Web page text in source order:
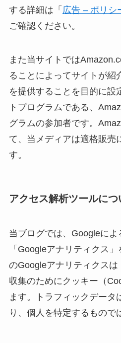
する詳細は「 広告 – ポリシ
ご確認ください。
また当サイトでは
ることによってサイトが紹
を提供することを目的に設
トプログラムである、
グラムの参加者です。
て、当メディアは適格販売
す。
アクセス解析ツールにつ
当ブログでは、Googleに
「Googleアナリティクス
のGoogleアナリティクス
収集のためにクッキー（
ます。トラフィックデータ
り、個人を特定するもので